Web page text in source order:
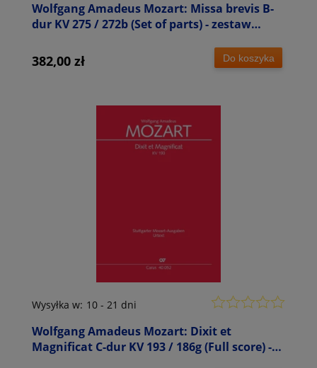
Wolfgang Amadeus Mozart: Missa brevis B-
dur KV 275 / 272b (Set of parts) - zestaw
382,00 zł Do koszyka
Wolfgang Amadeus Mozart: Dixit et
Magnificat C-dur KV 193 / 186g (Full score) -
Wysyłka w: 10 - 21 dni